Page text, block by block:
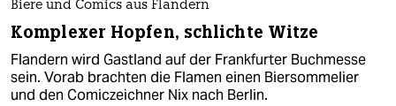
Biere und Comics aus Flandern
Komplexer Hopfen, schlichte Witze
Flandern wird Gastland auf der Frankfurter Buchmesse
sein. Vorab brachten die Flamen einen Biersommelier
und den Comiczeichner Nix nach Berlin.